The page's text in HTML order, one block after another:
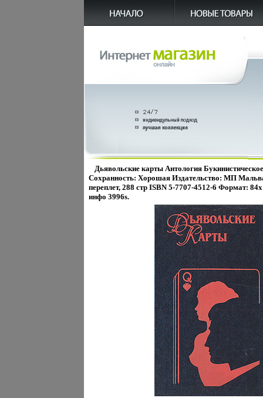
Дьявольские карты Антология
Сохранность: Хорошая Издательство: МП
переплет, 288 стр ISBN 5-7707-4512-6 Формат:
инфо 3996s.